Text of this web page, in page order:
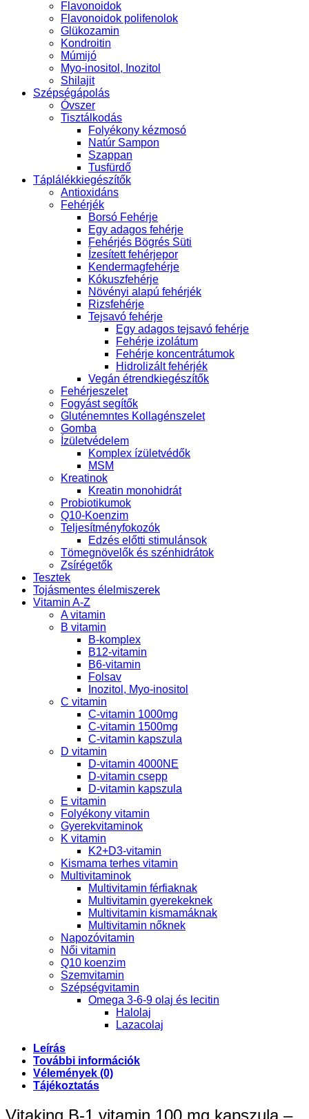
Flavonoidok
Flavonoidok polifenolok
Glükozamin
Kondroitin
Múmijó
Myo-inositol, Inozitol
Shilajit
Szépségápolás
Óvszer
Tisztálkodás
Folyékony kézmosó
Natúr Sampon
Szappan
Tusfürdő
Táplálékkiegészítők
Antioxidáns
Fehérjék
Borsó Fehérje
Egy adagos fehérje
Fehérjés Bögrés Süti
Ízesített fehérjepor
Kendermagfehérje
Kókuszfehérje
Növényi alapú fehérjék
Rizsfehérje
Tejsavó fehérje
Egy adagos tejsavó fehérje
Fehérje izolátum
Fehérje koncentrátumok
Hidrolizált fehérjék
Vegán étrendkiegészítők
Fehérjeszelet
Fogyást segítők
Gluténemntes Kollagénszelet
Gomba
Ízületvédelem
Komplex ízületvédők
MSM
Kreatinok
Kreatin monohidrát
Probiotikumok
Q10-Koenzim
Teljesítményfokozók
Edzés előtti stimulánsok
Tömegnövelők és szénhidrátok
Zsírégetők
Tesztek
Tojásmentes élelmiszerek
Vitamin A-Z
A vitamin
B vitamin
B-komplex
B12-vitamin
B6-vitamin
Folsav
Inozitol, Myo-inositol
C vitamin
C-vitamin 1000mg
C-vitamin 1500mg
C-vitamin kapszula
D vitamin
D-vitamin 4000NE
D-vitamin csepp
D-vitamin kapszula
E vitamin
Folyékony vitamin
Gyerekvitaminok
K vitamin
K2+D3-vitamin
Kismama terhes vitamin
Multivitaminok
Multivitamin férfiaknak
Multivitamin gyerekeknek
Multivitamin kismamáknak
Multivitamin nőknek
Napozóvitamin
Női vitamin
Q10 koenzim
Szemvitamin
Szépségvitamin
Omega 3-6-9 olaj és lecitin
Halolaj
Lazacolaj
Leírás
További információk
Vélemények (0)
Tájékoztatás
Vitaking B-1 vitamin 100 mg kapszula –